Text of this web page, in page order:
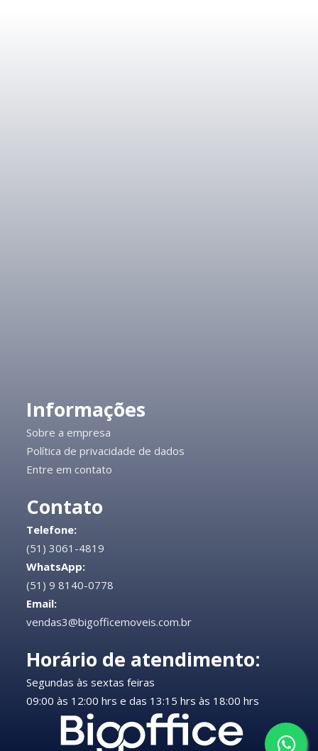
Informações
Sobre a empresa
Política de privacidade de dados
Entre em contato
Contato
Telefone:
(51) 3061-4819
WhatsApp:
(51) 9 8140-0778
Email:
vendas3@bigofficemoveis.com.br
Horário de atendimento:
Segundas às sextas feiras
09:00 às 12:00 hrs e das 13:15 hrs às 18:00 hrs